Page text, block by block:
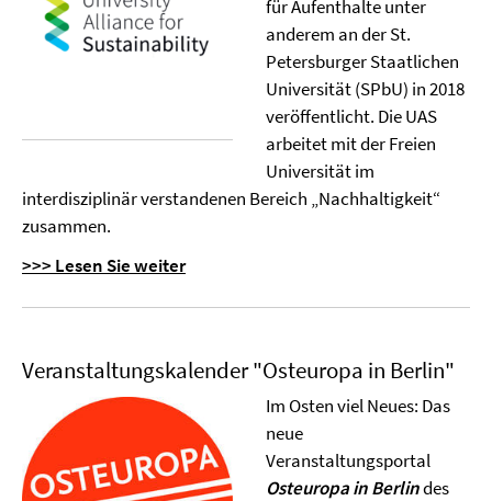
für Aufenthalte unter
anderem an der St.
Petersburger Staatlichen
Universität (SPbU) in 2018
veröffentlicht. Die UAS
arbeitet mit der Freien
Universität im
interdisziplinär verstandenen Bereich „Nachhaltigkeit“
zusammen.
>>> Lesen Sie weiter
Veranstaltungskalender "Osteuropa in Berlin"
Im Osten viel Neues: Das
neue
Veranstaltungsportal
Osteuropa in Berlindes